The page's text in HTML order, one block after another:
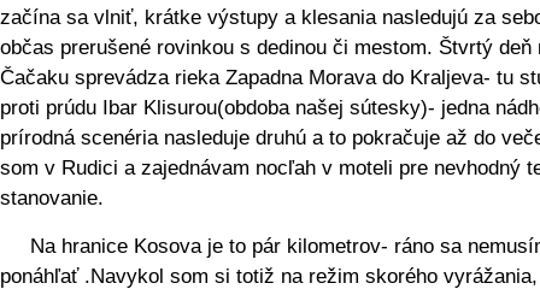
začína sa vlniť, krátke výstupy a klesania nasledujú za
občas prerušené rovinkou s dedinou či mestom. Štvrtý deň
Čačaku sprevádza rieka Zapadna Morava do Kraljeva- tu
proti prúdu Ibar Klisurou(obdoba našej sútesky)- jedna
prírodná scenéria nasleduje druhú a to pokračuje až do
som v Rudici a zajednávam nocľah v moteli pre nevhodný
stanovanie.
Na hranice Kosova je to pár kilometrov- ráno sa
ponáhľať .Navykol som si totiž na režim skorého vyrážania,